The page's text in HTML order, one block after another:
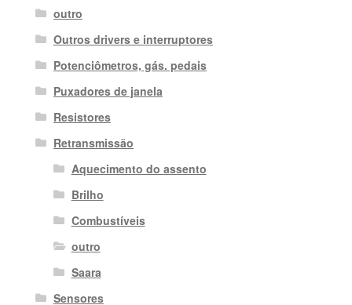
outro
Outros drivers e interruptores
Potenciômetros, gás. pedais
Puxadores de janela
Resistores
Retransmissão
Aquecimento do assento
Brilho
Combustíveis
outro
Saara
Sensores